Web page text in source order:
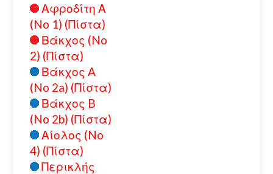
Αφροδίτη Α
(No 1) (Πίστα)
Βάκχος (No
2) (Πίστα)
Βάκχος A
(No 2a) (Πίστα)
Βάκχος B
(No 2b) (Πίστα)
Αίολος (No
4) (Πίστα)
Περικλής